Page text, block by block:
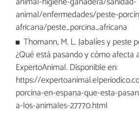
animal/enfermedades/peste-
africana/peste_porcina_africana
Thomann, M. L. Jabalíes y peste
¿Qué está pasando y cómo afecta
ExpertoAnimal. Disponible en:
https://
porcina-en-espana-que-esta-
a-los-animales-27770.html